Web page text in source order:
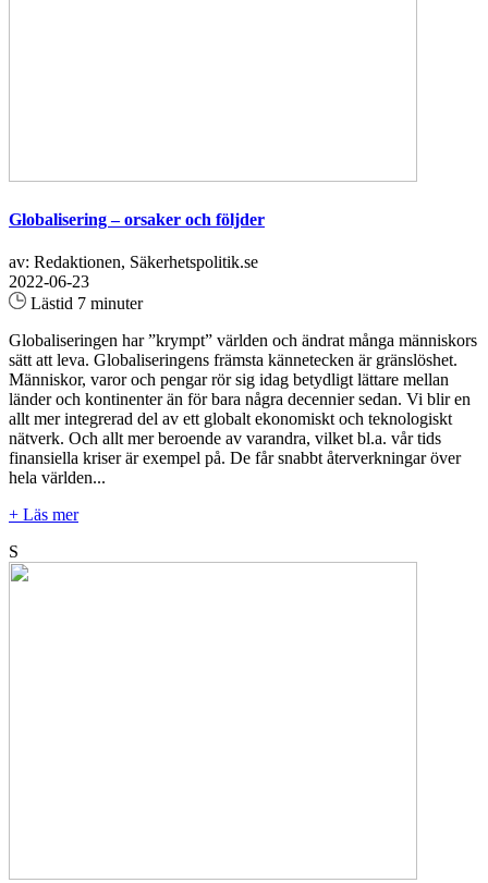
Globalisering – orsaker och följder
av: Redaktionen, Säkerhetspolitik.se
2022-06-23
Lästid 7 minuter
Globaliseringen har ”krympt” världen och ändrat många människors
sätt att leva. Globaliseringens främsta kännetecken är gränslöshet.
Människor, varor och pengar rör sig idag betydligt lättare mellan
länder och kontinenter än för bara några decennier sedan. Vi blir en
allt mer integrerad del av ett globalt ekonomiskt och teknologiskt
nätverk. Och allt mer beroende av varandra, vilket bl.a. vår tids
finansiella kriser är exempel på. De får snabbt återverkningar över
hela världen...
+ Läs mer
S